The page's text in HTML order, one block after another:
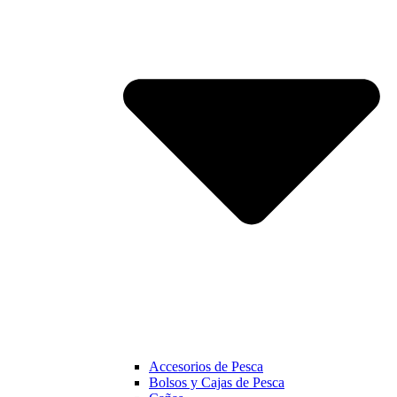
Accesorios de Pesca
Bolsos y Cajas de Pesca